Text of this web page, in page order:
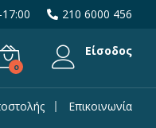
210 6000 456
0
Είσοδος
Επικοινωνία
στο Καλάθι